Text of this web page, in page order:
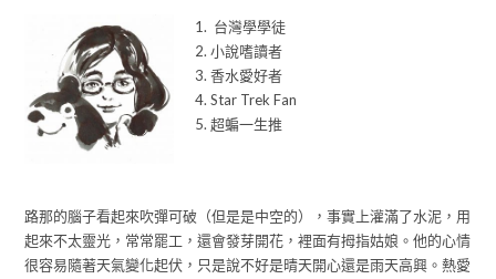
1. 台灣學學徒
2. 小說嗜讀者
3. 香水愛好者
4. Star Trek Fan
5. 超蝙一生推
路那的腦子看起來吹彈可破（但是是中空的），事實上灌滿了水泥，用
起來不太靈光，常常罷工，還會發芽開花，裡面有拇指姑娘。他的心情
很容易隨著天氣變化起伏，只是說不好是晴天開心還是雨天高興。熱愛